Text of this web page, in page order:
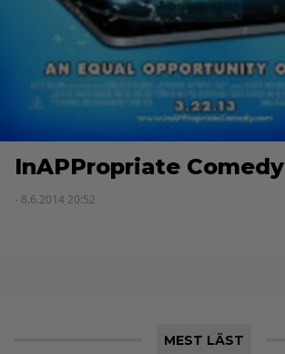
InAPPropriate Comedy
- 8.6.2014 20:52
MEST LÄST